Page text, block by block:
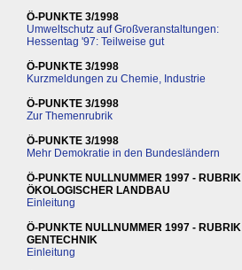
Ö-PUNKTE 3/1998
Umweltschutz auf Großveranstaltungen:
Hessentag '97: Teilweise gut
Ö-PUNKTE 3/1998
Kurzmeldungen zu Chemie, Industrie
Ö-PUNKTE 3/1998
Zur Themenrubrik
Ö-PUNKTE 3/1998
Mehr Demokratie in den Bundesländern
Ö-PUNKTE NULLNUMMER 1997 - RUBRIK
ÖKOLOGISCHER LANDBAU
Einleitung
Ö-PUNKTE NULLNUMMER 1997 - RUBRIK
GENTECHNIK
Einleitung